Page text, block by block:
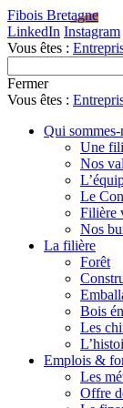
Fibois Bretagne
LinkedIn Instagram
Vous êtes :
Fermer
Vous êtes :
Qui sommes-
Une
Nos
Le
Filière
Nos
La filière
Forêt
Bois
Les
Emplois &
Les
Offre